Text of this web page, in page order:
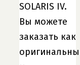
SOLARIS IV.
Вы можете
заказать как